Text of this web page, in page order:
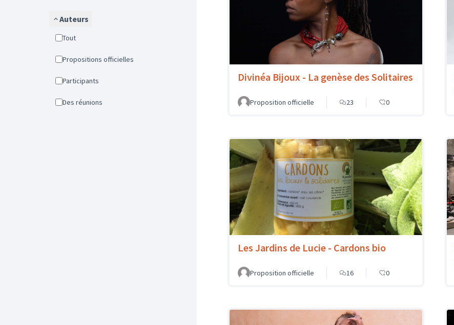
Auteurs
Tout
Propositions officielles
Participants
Des réunions
Divinéa Bijoux - La genèse des Solitaires
Proposition officielle 23 0
Les Jardins de Lucie - Cardons bio
Proposition officielle 16 0